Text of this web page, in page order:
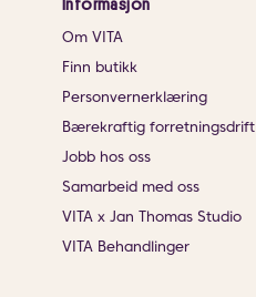
Informasjon
Om VITA
Finn butikk
Personvernerklæring
Bærekraftig forretningsdrift
Jobb hos oss
Samarbeid med oss
VITA x Jan Thomas Studio
VITA Behandlinger